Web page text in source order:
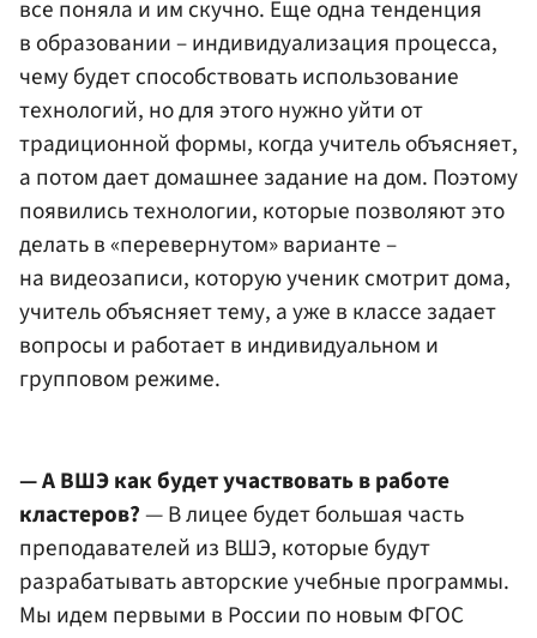
все поняла и им скучно. Еще одна тенденция
в образовании – индивидуализация процесса,
чему будет способствовать использование
технологий, но для этого нужно уйти от
традиционной формы, когда учитель объясняет,
а потом дает домашнее задание на дом. Поэтому
появились технологии, которые позволяют это
делать в «перевернутом» варианте –
на видеозаписи, которую ученик смотрит дома,
учитель объясняет тему, а уже в классе задает
вопросы и работает в индивидуальном и
групповом режиме.
— А ВШЭ как будет участвовать в работе
кластеров?— В лицее будет большая часть
преподавателей из ВШЭ, которые будут
разрабатывать авторские учебные программы.
Мы идем первыми в России по новым ФГОС